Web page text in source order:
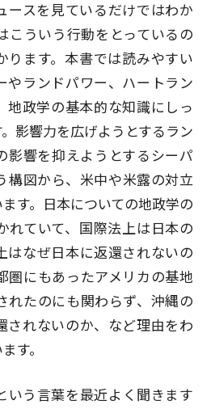
ースを見ているだけではわか
こういう行動をとっているの
ります。本書では読みやすい
やランドパワー、ハートラン
地政学の基本的な知識にしっ
影響力を広げようとするラン
影響を抑えようとするシーパ
構図から、米中や米露の対立
す。日本についての地政学の
れていて、国際法上は日本の
はなぜ日本に返還されないの
圏にもあったアメリカの基地
れたのにも関わらず、沖縄の
されないのか、など理由をわ
す。
いう言葉を最近よく聞きます